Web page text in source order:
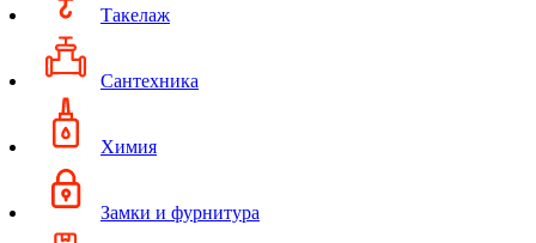
Такелаж
Сантехника
Химия
Замки и фурнитура